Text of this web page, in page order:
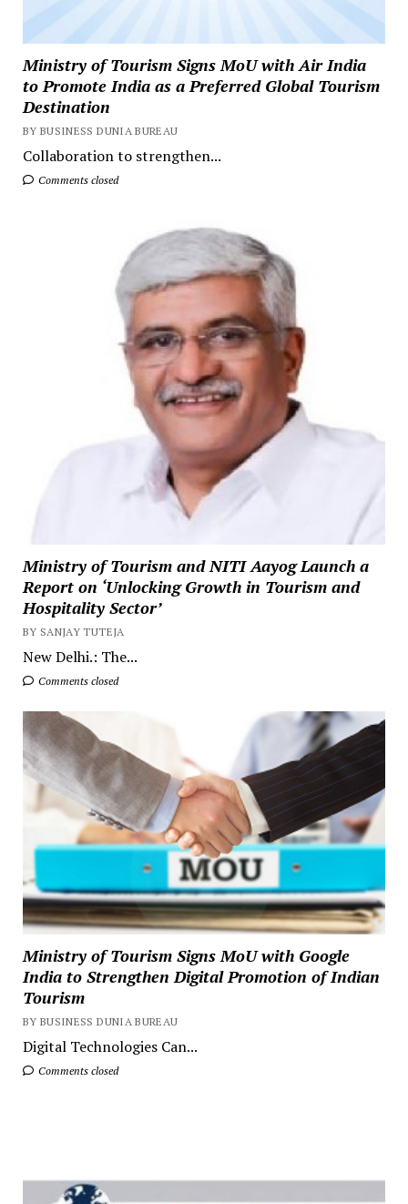
Ministry of Tourism Signs MoU with Air India
to Promote India as a Preferred Global Tourism
Destination
BY BUSINESS DUNIA BUREAU
Collaboration to strengthen...
Comments closed
Ministry of Tourism and NITI Aayog Launch a
Report on ‘Unlocking Growth in Tourism and
Hospitality Sector’
BY SANJAY TUTEJA
New Delhi.: The...
Comments closed
Ministry of Tourism Signs MoU with Google
India to Strengthen Digital Promotion of Indian
Tourism
BY BUSINESS DUNIA BUREAU
Digital Technologies Can...
Comments closed